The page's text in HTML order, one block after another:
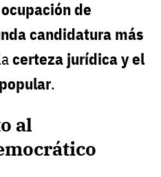
de
candidatura más
certeza jurídica y el
.
al